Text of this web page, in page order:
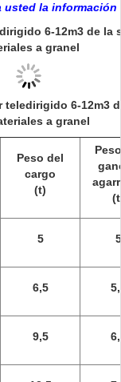
la
6-12m3 de la
a granel
6-12m3
a granel
Peso del
cargo
(t)
5 5
6,5
9,5